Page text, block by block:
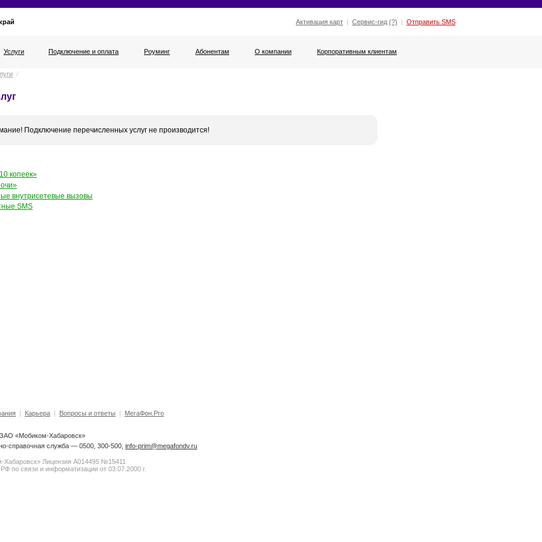
Активация карт |Сервис-гид (?) |Отправить SMS
Услуги Подключение и оплата Роуминг Абонентам О компании Корпоративным клиентам
/
Подключение перечисленных услуг не производится!
копеек»
внутрисетевые вызовы
SMS
| Карьера| Вопросы и ответы | МегаФон.Pro
«Мобиком-Хабаровск»
справочная служба — 0500, 300-500, info-prim@megafondv.ru
Лицензия А014495 №15411
по связи и информатизации от 03.07.2000 г.